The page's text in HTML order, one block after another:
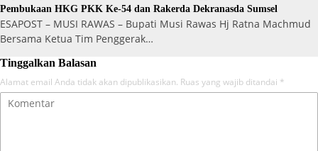
Pembukaan HKG PKK Ke-54 dan Rakerda Dekranasda Sumsel
ESAPOST – MUSI RAWAS – Bupati Musi Rawas Hj Ratna Machmud
Bersama Ketua Tim Penggerak…
Tinggalkan Balasan
Alamat email Anda tidak akan dipublikasikan. Ruas yang wajib ditandai *